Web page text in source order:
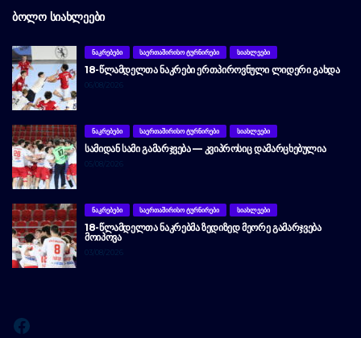
ᲑᲝᲚᲝ ᲡᲘᲐᲮᲚᲔᲔᲑᲘ
ᲜᲐᲙᲠᲔᲑᲔᲑᲘ ᲡᲐᲔᲠᲗᲐᲨᲘᲠᲘᲡᲝ ᲢᲣᲠᲜᲘᲠᲔᲑᲘ ᲡᲘᲐᲮᲚᲔᲔᲑᲘ
18-ᲬᲚᲐᲛᲓᲔᲚᲗᲐ ᲜᲐᲙᲠᲔᲑᲘ ᲔᲠᲗᲞᲘᲠᲝᲕᲜᲣᲚᲘ ᲚᲘᲓᲔᲠᲘ ᲒᲐᲮᲓᲐ
06/08/2026
ᲜᲐᲙᲠᲔᲑᲔᲑᲘ ᲡᲐᲔᲠᲗᲐᲨᲘᲠᲘᲡᲝ ᲢᲣᲠᲜᲘᲠᲔᲑᲘ ᲡᲘᲐᲮᲚᲔᲔᲑᲘ
ᲡᲐᲛᲘᲓᲐᲜ ᲡᲐᲛᲘ ᲒᲐᲛᲐᲠᲯᲕᲔᲑᲐ — ᲙᲕᲘᲞᲠᲝᲡᲘᲪ ᲓᲐᲛᲐᲠᲪᲮᲔᲑᲣᲚᲘᲐ
05/08/2026
ᲜᲐᲙᲠᲔᲑᲔᲑᲘ ᲡᲐᲔᲠᲗᲐᲨᲘᲠᲘᲡᲝ ᲢᲣᲠᲜᲘᲠᲔᲑᲘ ᲡᲘᲐᲮᲚᲔᲔᲑᲘ
18-ᲬᲚᲐᲛᲓᲔᲚᲗᲐ ᲜᲐᲙᲠᲔᲑᲛᲐ ᲖᲔᲓᲘᲖᲔᲓ ᲛᲔᲝᲠᲔ ᲒᲐᲛᲐᲠᲯᲕᲔᲑᲐ
ᲛᲝᲘᲞᲝᲕᲐ
03/08/2026
Facebook